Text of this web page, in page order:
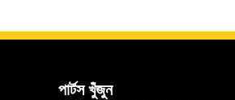
পার্টস খুঁজুন